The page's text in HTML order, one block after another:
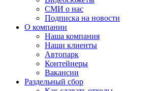
СМИ о нас
Подписка на новости
О компании
Наша компания
Наши клиенты
Автопарк
Контейнеры
Вакансии
Раздельный сбор